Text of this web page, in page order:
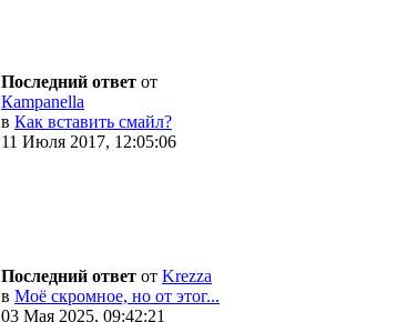
Последний ответ от
Кampanella
в Как вставить смайл?
11 Июля 2017, 12:05:06
Последний ответ от Krezza
в Моё скромное, но от этог...
03 Мая 2025, 09:42:21